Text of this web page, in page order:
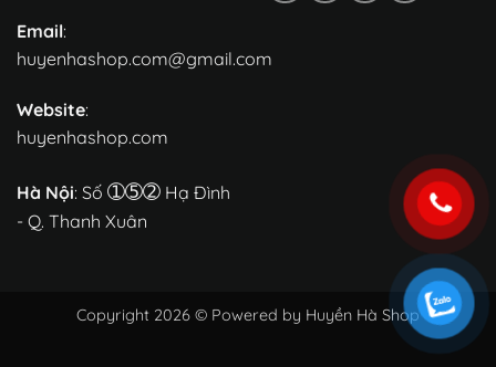
Email:
huyenhashop.com@gmail.com
Website:
huyenhashop.com
Hà Nội: Số ➀➄➁ Hạ Đình
- Q. Thanh Xuân
Copyright 2026 © Powered by Huyền Hà Shop